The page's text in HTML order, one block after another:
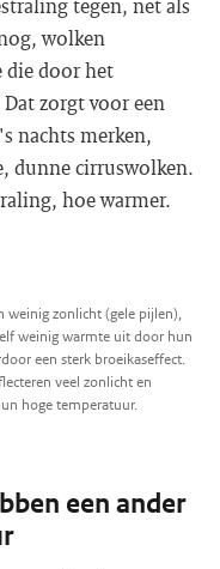
tegen, net als
wolken
die door het
zorgt voor een
nachts merken,
dunne cirruswolken.
hoe warmer.
weinig zonlicht (gele pijlen),
weinig warmte uit door hun
een sterk broeikaseffect.
veel zonlicht en
hoge temperatuur.
een ander